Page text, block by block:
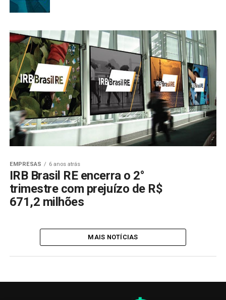
EMPRESAS 6 anos atrás
IRB Brasil RE encerra o 2°
trimestre com prejuízo de R$
671,2 milhões
MAIS NOTÍCIAS